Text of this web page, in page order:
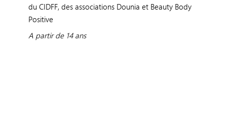
du CIDFF, des associations Dounia et Beauty Body
Positive
A partir de 14 ans